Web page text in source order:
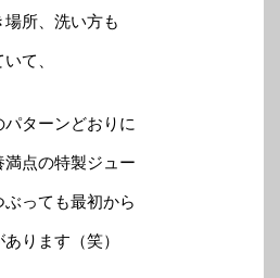
所、洗い方も
て、
ターンどおりに
点の特製ジュー
っても最初から
ります（笑）